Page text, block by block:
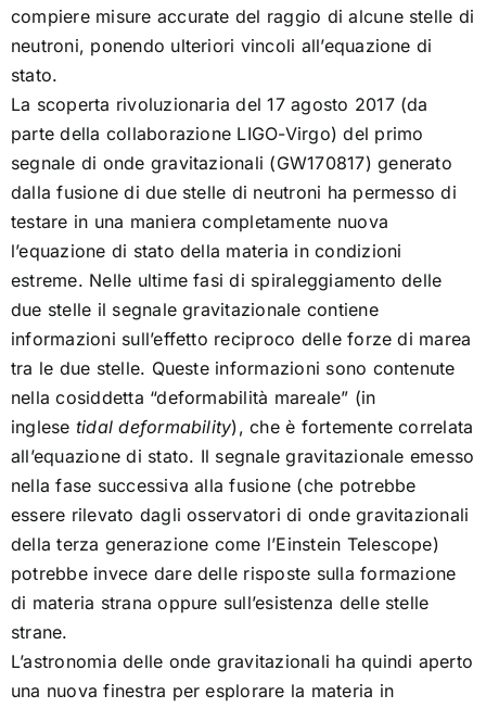
compiere misure accurate del raggio di alcune stelle di
neutroni, ponendo ulteriori vincoli all’equazione di
stato.
La scoperta rivoluzionaria del 17 agosto 2017 (da
parte della collaborazione LIGO-Virgo) del primo
segnale di onde gravitazionali (GW170817) generato
dalla fusione di due stelle di neutroni ha permesso di
testare in una maniera completamente nuova
l’equazione di stato della materia in condizioni
estreme. Nelle ultime fasi di spiraleggiamento delle
due stelle il segnale gravitazionale contiene
informazioni sull’effetto reciproco delle forze di marea
tra le due stelle. Queste informazioni sono contenute
nella cosiddetta “deformabilità mareale” (in
inglese tidal deformability), che è fortemente correlata
all’equazione di stato. Il segnale gravitazionale emesso
nella fase successiva alla fusione (che potrebbe
essere rilevato dagli osservatori di onde gravitazionali
della terza generazione come l’Einstein Telescope)
potrebbe invece dare delle risposte sulla formazione
di materia strana oppure sull’esistenza delle stelle
strane.
L’astronomia delle onde gravitazionali ha quindi aperto
una nuova finestra per esplorare la materia in